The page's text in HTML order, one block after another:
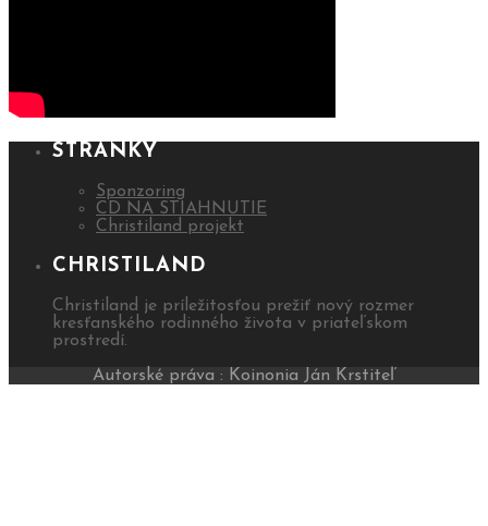
STRÁNKY
Sponzoring
CD NA STIAHNUTIE
Christiland projekt
CHRISTILAND
Christiland je príležitosťou prežiť nový rozmer
kresťanského rodinného života v priateľskom
prostredí.
Autorské práva : Koinonia Ján Krstiteľ